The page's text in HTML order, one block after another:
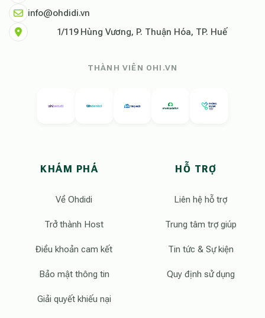
info@ohdidi.vn
1/119 Hùng Vương, P. Thuận Hóa, TP. Huế
THÀNH VIÊN OHI.VN
KHÁM PHÁ
Về Ohdidi
Trở thành Host
Điều khoản cam kết
Bảo mật thông tin
Giải quyết khiếu nại
HỖ TRỢ
Liên hệ hỗ trợ
Trung tâm trợ giúp
Tin tức & Sự kiện
Quy định sử dụng